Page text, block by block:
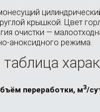
крышкой. Цвет
очистки —
аноксидного режима.
пере­работки, м3/